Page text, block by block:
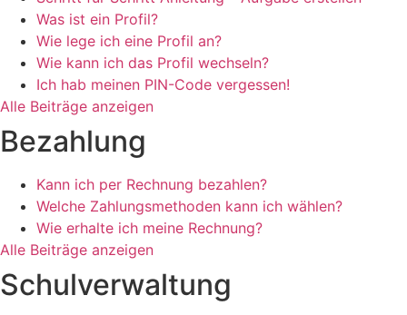
Was ist ein Profil?
Wie lege ich eine Profil an?
Wie kann ich das Profil wechseln?
Ich hab meinen PIN-Code vergessen!
Alle Beiträge anzeigen
Bezahlung
Kann ich per Rechnung bezahlen?
Welche Zahlungsmethoden kann ich wählen?
Wie erhalte ich meine Rechnung?
Alle Beiträge anzeigen
Schulverwaltung